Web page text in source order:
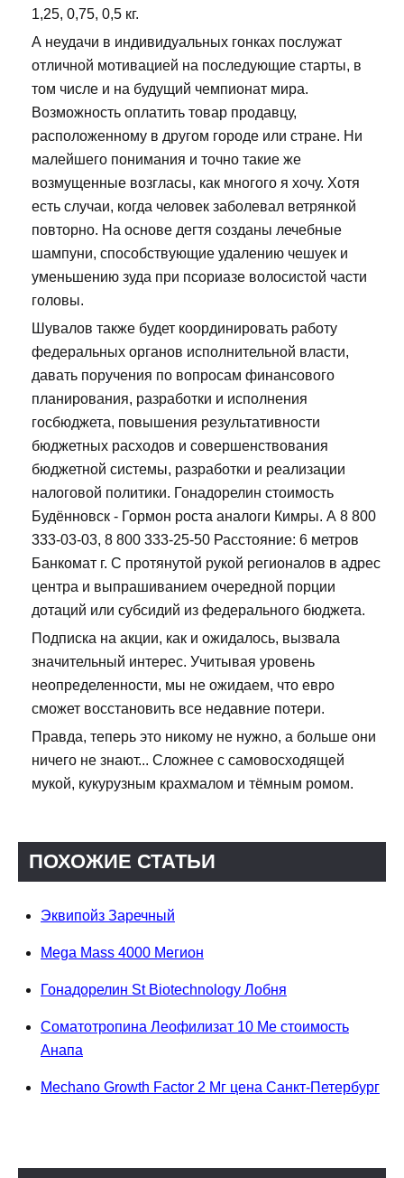
1,25, 0,75, 0,5 кг.
А неудачи в индивидуальных гонках послужат
отличной мотивацией на последующие старты, в
том числе и на будущий чемпионат мира.
Возможность оплатить товар продавцу,
расположенному в другом городе или стране. Ни
малейшего понимания и точно такие же
возмущенные возгласы, как многого я хочу. Хотя
есть случаи, когда человек заболевал ветрянкой
повторно. На основе дегтя созданы лечебные
шампуни, способствующие удалению чешуек и
уменьшению зуда при псориазе волосистой части
головы.
Шувалов также будет координировать работу
федеральных органов исполнительной власти,
давать поручения по вопросам финансового
планирования, разработки и исполнения
госбюджета, повышения результативности
бюджетных расходов и совершенствования
бюджетной системы, разработки и реализации
налоговой политики. Гонадорелин стоимость
Будённовск - Гормон роста аналоги Кимры. А 8 800
333-03-03, 8 800 333-25-50 Расстояние: 6 метров
Банкомат г. С протянутой рукой регионалов в адрес
центра и выпрашиванием очередной порции
дотаций или субсидий из федерального бюджета.
Подписка на акции, как и ожидалось, вызвала
значительный интерес. Учитывая уровень
неопределенности, мы не ожидаем, что евро
сможет восстановить все недавние потери.
Правда, теперь это никому не нужно, а больше они
ничего не знают... Сложнее с самовосходящей
мукой, кукурузным крахмалом и тёмным ромом.
ПОХОЖИЕ СТАТЬИ
Эквипойз Заречный
Mega Mass 4000 Мегион
Гонадорелин St Biotechnology Лобня
Соматотропина Леофилизат 10 Me стоимость
Анапа
Mechano Growth Factor 2 Мг цена Санкт-Петербург